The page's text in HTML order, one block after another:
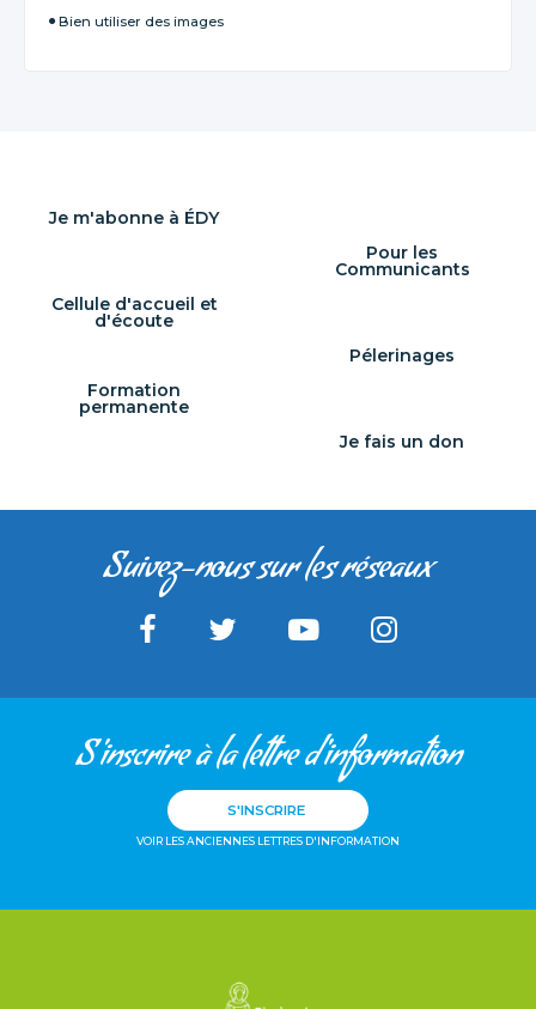
Bien utiliser des images
Je m'abonne à ÉDY
Pour les
Communicants
Cellule d'accueil et
d'écoute
Pélerinages
Formation
permanente
Je fais un don
Suivez-nous sur les réseaux
S'inscrire à la lettre d'information
S'INSCRIRE
VOIR LES ANCIENNES LETTRES D'INFORMATION